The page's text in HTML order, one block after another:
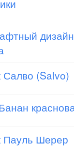
дизайн
Салво (Salvo)
Пауль Шерер